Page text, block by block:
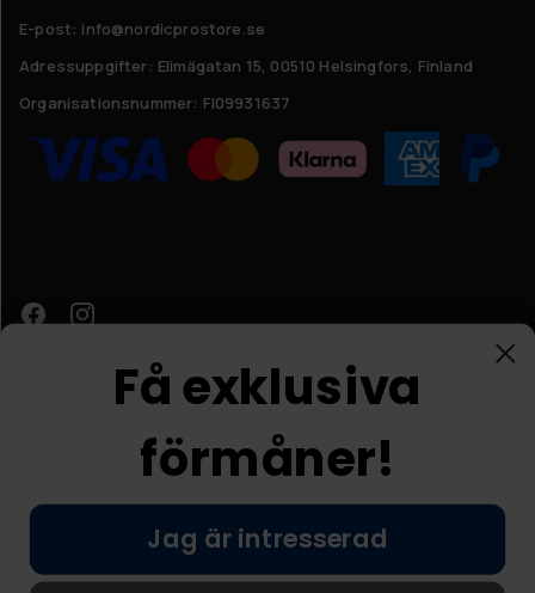
E-post: info@nordicprostore.se
Adressuppgifter: Elimägatan 15, 00510 Helsingfors, Finland
Organisationsnummer: FI09931637
© Nordic Prostore 2026
Allmänna villkor
Få exklusiva
förmåner!
Jag är intresserad